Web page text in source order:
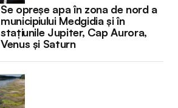
Se opreșe apa în zona de nord a
municipiului Medgidia și în
stațiunile Jupiter, Cap Aurora,
Venus și Saturn